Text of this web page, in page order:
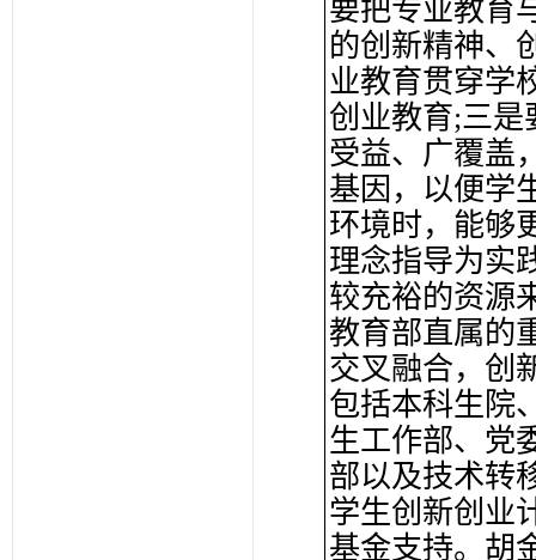
要把专业教育
的创新精神、
业教育贯穿学
创业教育;三是
受益、广覆盖
基因，以便学
环境时，能够
理念指导为实
较充裕的资源
教育部直属的
交叉融合，创
包括本科生院
生工作部、党
部以及技术转
学生创新创业
基金支持。